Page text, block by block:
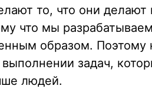
то, что они делают
что мы
образом. Поэтому
выполнении задач,
людей.